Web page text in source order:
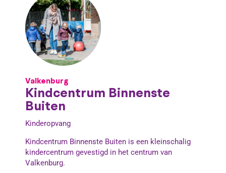
Valkenburg
Kindcentrum Binnenste
Buiten
Kinderopvang
Kindcentrum Binnenste Buiten is een kleinschalig
kindercentrum gevestigd in het centrum van
Valkenburg.